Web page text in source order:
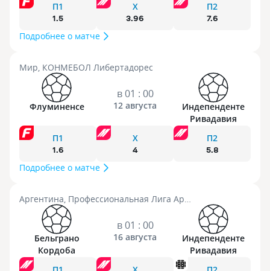
П1
1.5
X
3.96
П2
7.6
Подробнее о матче
Мир, КОНМЕБОЛ Либертадорес
Флуминенсе
в 01 : 00
12 августа
Индепенденте
Ривадавия
П1
1.6
X
4
П2
5.8
Подробнее о матче
Аргентина, Профессиональная Лига Аргентины
Бельграно
Кордоба
в 01 : 00
16 августа
Индепенденте
Ривадавия